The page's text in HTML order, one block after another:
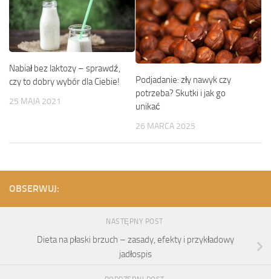
Nabiał bez laktozy – sprawdź,
czy to dobry wybór dla Ciebie!
25 MAJA 2021
Podjadanie: zły nawyk czy
potrzeba? Skutki i jak go
unikać
26 MARCA 2025
OBSERWUJ:
NASTĘPNY POST
Dieta na płaski brzuch – zasady, efekty i przykładowy
jadłospis